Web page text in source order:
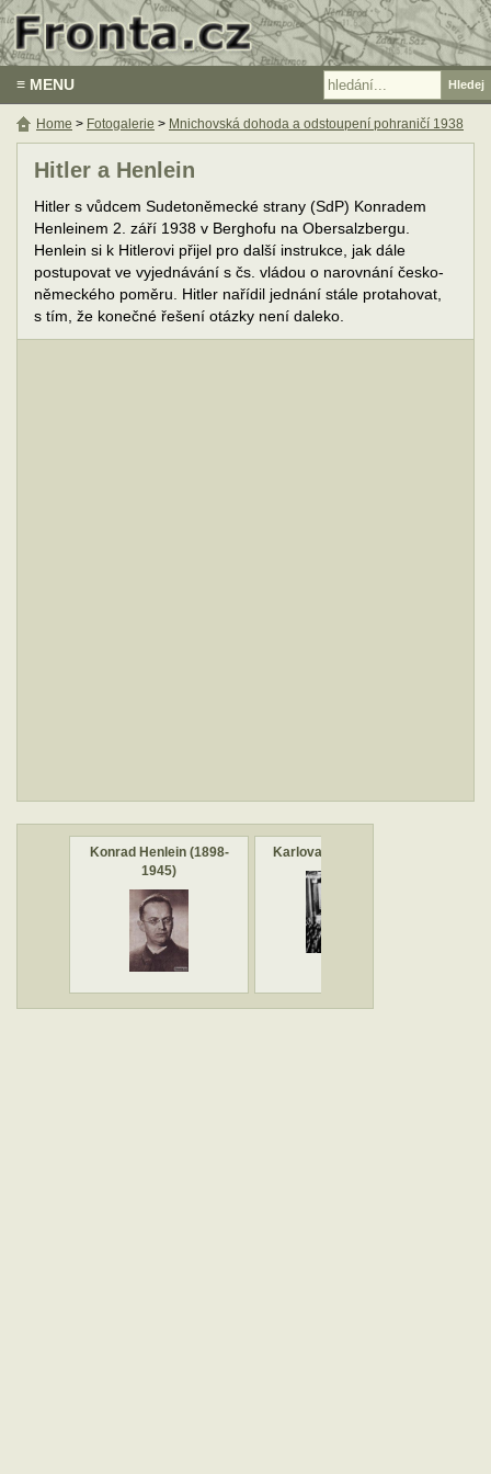
≡ MENU
Hitler a Henlein
Hitler s vůdcem Sudetoněmecké strany (SdP) Konradem
Henleinem 2. září 1938 v Berghofu na Obersalzbergu.
Henlein si k Hitlerovi přijel pro další instrukce, jak dále
postupovat ve vyjednávání s čs. vládou o narovnání česko-
německého poměru. Hitler nařídil jednání stále protahovat,
s tím, že konečné řešení otázky není daleko.
Konrad Henlein (1898-
1945)
Karlovarský sjezd SdP
Home > Fotogalerie > Mnichovská dohoda a odstoupení pohraničí 1938